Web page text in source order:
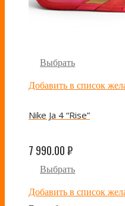
Выбрать
Добавить в список
Nike Ja 4 “Rise”
7 990.00₽
Выбрать
Добавить в список